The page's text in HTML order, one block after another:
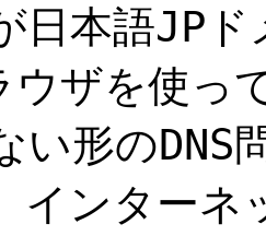
日本語JP
ウザを使っ
い形のDNS
インターネ